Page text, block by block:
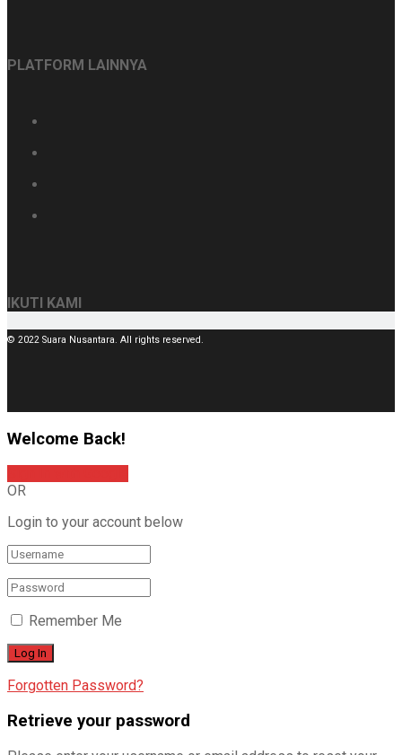
PLATFORM LAINNYA
IKUTI KAMI
© 2022 Suara Nusantara. All rights reserved.
Welcome Back!
OR
Login to your account below
Remember Me
Forgotten Password?
Retrieve your password